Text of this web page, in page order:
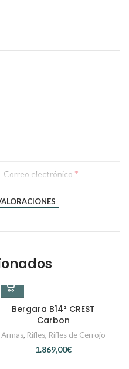
Correo electrónico *
Bergara B14² CREST
Carbon
Armas, Rifles, Rifles de Cerrojo
€